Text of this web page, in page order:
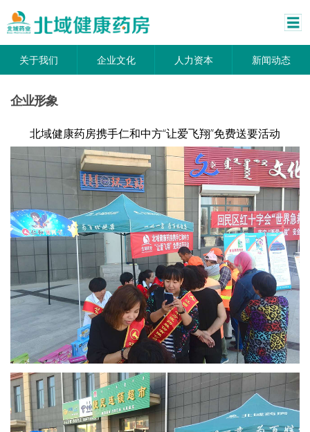
关于我们 企业文化 人力资本 新闻动态
企业形象
北域健康药房携手仁和中方“让爱飞翔”免费送要活动